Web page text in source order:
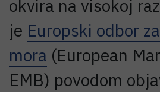
okvira na visokoj
je Europski odbor
mora (European
EMB) povodom